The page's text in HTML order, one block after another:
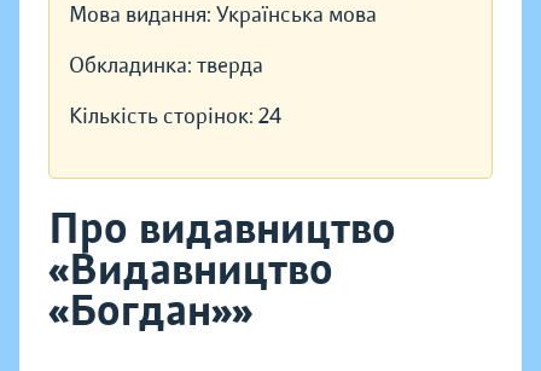
Мова видання: Українська мова
Обкладинка: тверда
Кількість сторінок: 24
Про видавництво
«Видавництво
«Богдан»»